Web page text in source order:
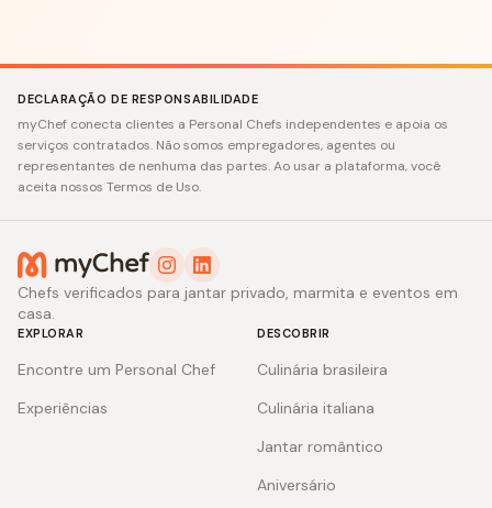
DECLARAÇÃO DE RESPONSABILIDADE
myChef conecta clientes a Personal Chefs independentes e apoia os
serviços contratados. Não somos empregadores, agentes ou
representantes de nenhuma das partes. Ao usar a plataforma, você
aceita nossos Termos de Uso.
Chefs verificados para jantar privado, marmita e eventos em
casa.
EXPLORAR
Encontre um Personal Chef
Experiências
DESCOBRIR
Culinária brasileira
Culinária italiana
Jantar romântico
Aniversário